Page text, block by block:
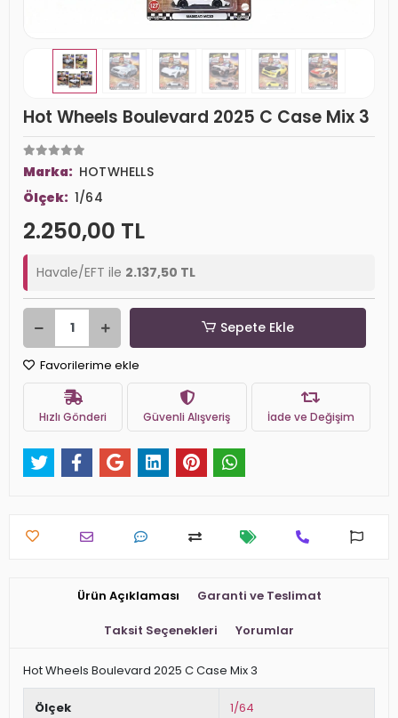
Hot Wheels Boulevard 2025 C Case Mix 3
Marka: HOTWHELLS
Ölçek: 1/64
2.250,00 TL
Havale/EFT ile 2.137,50 TL
Sepete Ekle
Favorilerime ekle
Hızlı Gönderi Güvenli Alışveriş İade ve Değişim
Ürün Açıklaması Garanti ve Teslimat
Taksit Seçenekleri Yorumlar
Hot Wheels Boulevard 2025 C Case Mix 3
Ölçek 1/64